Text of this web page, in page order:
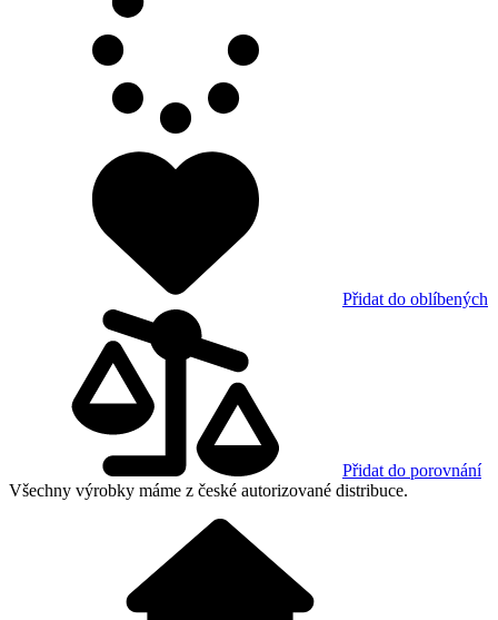
Přidat do oblíbených
Přidat do porovnání
Všechny výrobky máme z české autorizované distribuce.